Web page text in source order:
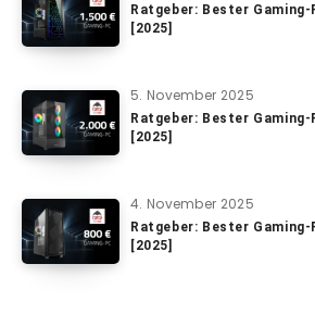
Ratgeber: Bester Gaming-
[2025]
5. November 2025
Ratgeber: Bester Gaming-
[2025]
4. November 2025
Ratgeber: Bester Gaming-
[2025]